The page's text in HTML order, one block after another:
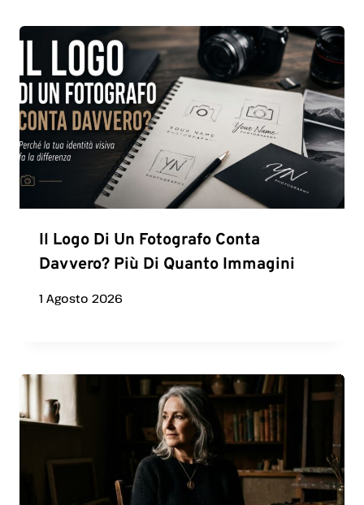
Il Logo Di Un Fotografo Conta
Davvero? Più Di Quanto Immagini
1 Agosto 2026